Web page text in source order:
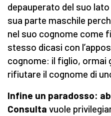
depauperato del suo
sua parte maschile
nel suo cognome come
stesso dicasi con
cognome: il figlio, ormai
rifiutare il cognome di
Infine un paradosso:
Consulta vuole